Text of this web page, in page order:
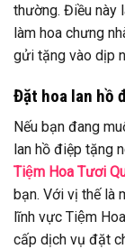
thường. Điều này
làm hoa chưng
gửi tặng vào dịp
Đặt hoa lan hồ
Nếu bạn đang
lan hồ điệp tặng
Tiệm Hoa Tươi
bạn. Với vị thế là
lĩnh vực Tiệm
cấp dịch vụ đặt